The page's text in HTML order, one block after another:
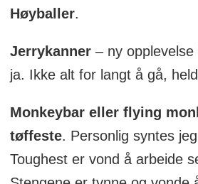
Høyballer.
Jerrykanner– ny opplevelse
ja. Ikke alt for langt å gå,
Monkeybar eller flying
tøffeste. Personlig syntes
Toughest er vond å arbeide